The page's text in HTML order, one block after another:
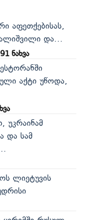
აფეთქებისას,
და...
ნახვა
აქტი უწოდა,
უკრაინამ
და სამ
ლიეტუვის